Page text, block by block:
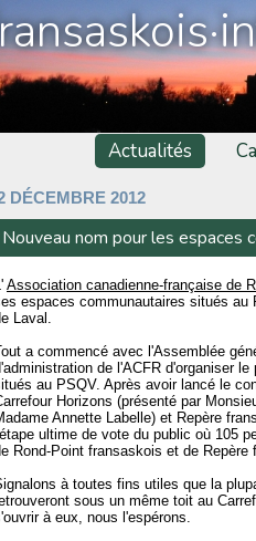
Actualités
DÉCEMBRE 2012
Nouveau nom pour les espaces
Association canadienne-française de
espaces communautaires situés au
Laval.
a commencé avec l'Assemblée
de l'ACFR d'organiser
au PSQV. Après avoir lancé le
Horizons (présenté par
Annette Labelle) et Repère
ultime de vote du public où 105
Rond-Point fransaskois et de Repère
à toutes fins utiles que la
sous un même toit au
à eux, nous l'espérons.